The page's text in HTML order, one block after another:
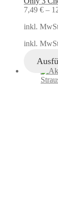
7,49 € –
inkl.
inkl.